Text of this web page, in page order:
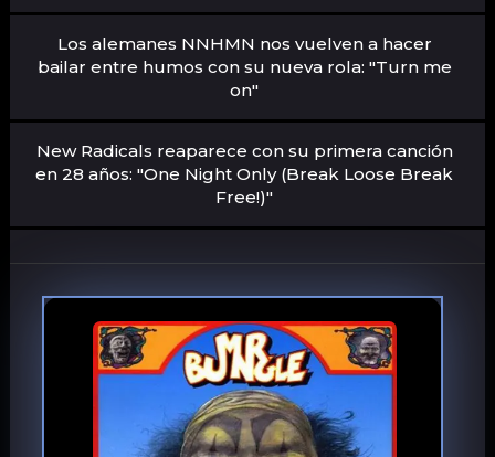
Los alemanes NNHMN nos vuelven a hacer
bailar entre humos con su nueva rola: "Turn me
on"
New Radicals reaparece con su primera canción
en 28 años: "One Night Only (Break Loose Break
Free!)"